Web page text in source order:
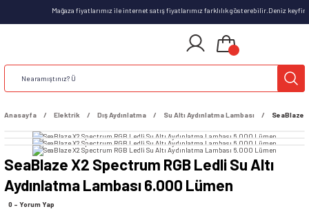
Mağaza fiyatlarımız ile internet satış fiyatlarımız farklılık gösterebilir.Deniz
Anasayfa Elektrik Dış Aydınlatma Su Altı Aydınlatma Lambası SeaBlaze
SeaBlaze X2 Spectrum RGB Ledli Su Altı
Aydınlatma Lambası 6.000 Lümen
0 - Yorum Yap